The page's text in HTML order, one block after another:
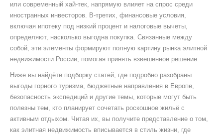
или современный хай‑тек, напрямую влияет на спрос среди
иностранных инвесторов. В‑третих, финансовые условия,
включая ипотеку под низкий процент и налоговые вычеты,
определяют, насколько выгодна покупка. Связанные между
собой, эти элементы формируют полную картину рынка элитной
недвижимости России, помогая принять взвешенное решение.
Ниже вы найдёте подборку статей, где подробно разобраны
выгоды горного туризма, бюджетные направления в Европе,
безопасность экспедиций и другие темы, которые могут быть
полезны тем, кто планирует сочетать роскошное жильё с
активным отдыхом. Читая их, вы получите представление о том,
как элитная недвижимость вписывается в стиль жизни, где